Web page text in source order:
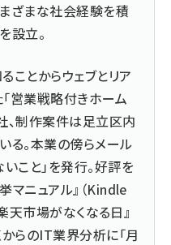
ざまな社会経験を積
を設立。
ことからウェブとリア
営業戦略付きホーム
、制作案件は足立区内
る。本業の傍らメール
こと」を発行。好評を
マニュアル』（Kindle
楽天市場がなくなる日』
からのIT業界分析に「月